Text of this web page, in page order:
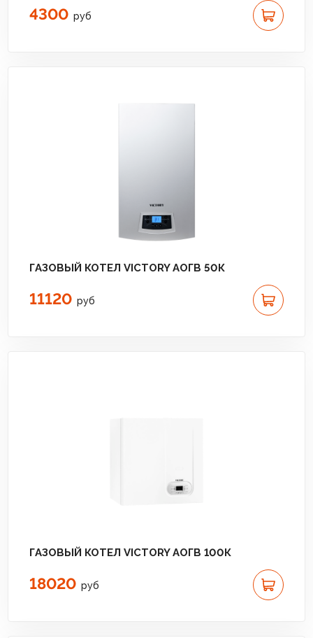
4300 руб
ГАЗОВЫЙ КОТЕЛ VICTORY АОГВ 50К
11120 руб
ГАЗОВЫЙ КОТЕЛ VICTORY АОГВ 100К
18020 руб